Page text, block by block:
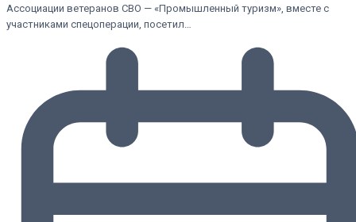
Ассоциации ветеранов СВО — «Промышленный туризм», вместе с
участниками спецоперации, посетил…